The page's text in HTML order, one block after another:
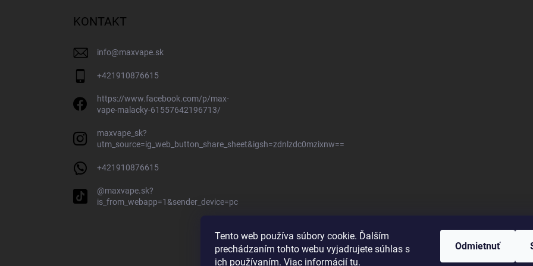
Tento web používa súbory cookie. Ďalším
prechádzaním tohto webu vyjadrujete súhlas s
ich používaním. Viac informácií tu.
Odmietnuť
KONTAKT
info@maxvape.sk
+421910876615
https://www.facebook.com/p/max-
vape-malacky-61557642196713/
maxvape_sk?
utm_source=ig_web_button_share_sheet&igsh=zdnlzdc0mzixnw==
+421910876615
@maxvape.sk?
is_from_webapp=1&sender_device=pc